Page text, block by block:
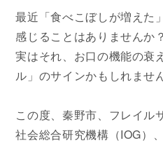
最近「食べこぼしが増えた
感じることはありませんか？
実はそれ、お口の機能の衰
ル」のサインかもしれません
この度、秦野市、フレイル
社会総合研究機構（IOG）